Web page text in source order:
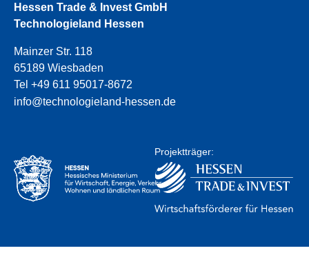
Hessen Trade & Invest GmbH
Technologieland Hessen
Mainzer Str. 118
65189 Wiesbaden
Tel +49 611 95017-8672
info@technologieland-hessen.de
Projektträger: